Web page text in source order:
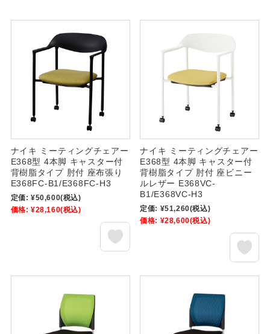
ナイキ ミーティングチェアー
E368型 4本脚 キャスター付
背樹脂タイプ 肘付 座布張り
E368FC-B1/E368FC-H3
定価: ¥50,600(税込)
価格: ¥28,160(税込)
ナイキ ミーティングチェアー
E368型 4本脚 キャスター付
背樹脂タイプ 肘付 座ビニー
ルレザー E368VC-
B1/E368VC-H3
定価: ¥51,260(税込)
価格: ¥28,600(税込)